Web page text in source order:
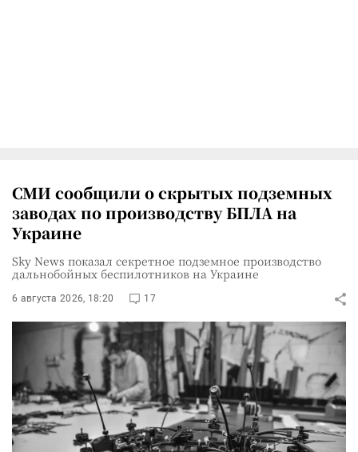
СМИ сообщили о скрытых подземных
заводах по производству БПЛА на
Украине
Sky News показал секретное подземное производство
дальнобойных беспилотников на Украине
6 августа 2026, 18:20 17